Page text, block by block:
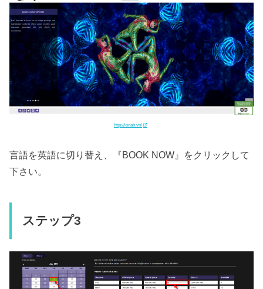
http://ionah.vn/
言語を英語に切り替え、『BOOK NOW』をクリックして
下さい。
ステップ3